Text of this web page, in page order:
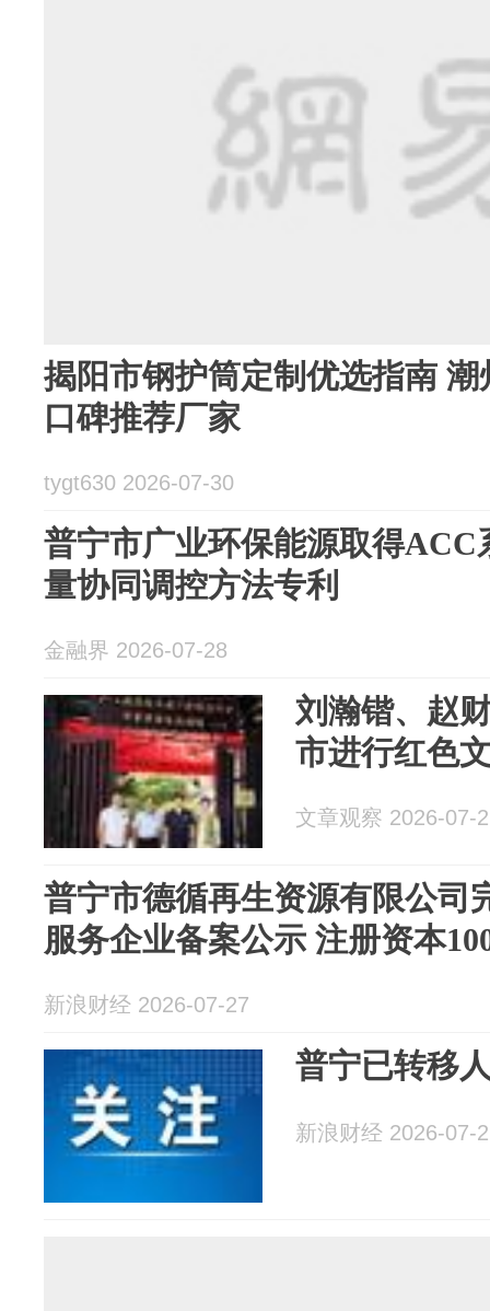
揭阳市钢护筒定制优选指南
口碑推荐厂家
tygt630 2026-07-30
普宁市广业环保能源取得ACC
量协同调控方法专利
金融界 2026-07-28
刘瀚锴、赵
市进行红色
文章观察 2026-07-
普宁市德循再生资源有限公司
服务企业备案公示 注册资本
新浪财经 2026-07-27
普宁已转移
新浪财经 2026-07-